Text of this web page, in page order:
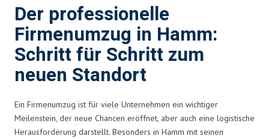
Der professionelle
Firmenumzug in Hamm:
Schritt für Schritt zum
neuen Standort
Ein Firmenumzug ist für viele Unternehmen ein wichtiger
Meilenstein, der neue Chancen eröffnet, aber auch eine logistische
Herausforderung darstellt. Besonders in Hamm mit seinen